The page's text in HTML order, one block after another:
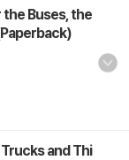
the Buses, the
and Thi